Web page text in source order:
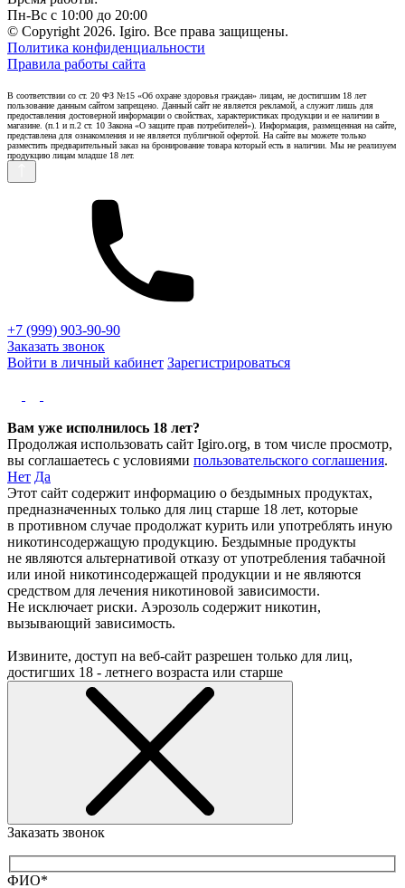
Пн-Вс с 10:00 до 20:00
© Copyright 2026. Igiro. Все права защищены.
Политика конфиденциальности
Правила работы сайта
В соответствии со ст. 20 ФЗ №15 «Об охране здоровья граждан» лицам, не достигшим 18 лет
пользование данным сайтом запрещено. Данный сайт не является рекламой, а служит лишь для
предоставления достоверной информации о свойствах, характеристиках продукции и ее наличии в
магазине. (п.1 и п.2 ст. 10 Закона «О защите прав потребителей»). Информация, размещенная на сайте,
представлена для ознакомления и не является публичной офертой. На сайте вы можете только
разместить предварительный заказ на бронирование товара который есть в наличии. Мы не реализуем
продукцию лицам младше 18 лет.
+7 (999) 903-90-90
Заказать звонок
Войти в личный кабинет Зарегистрироваться
Вам уже исполнилось 18 лет?
Продолжая использовать сайт Igiro.org, в том числе просмотр,
вы соглашаетесь с условиями пользовательского соглашения.
Нет Да
Этот сайт содержит информацию о бездымных продуктах,
предназначенных только для лиц старше 18 лет, которые
в противном случае продолжат курить или употреблять иную
никотинсодержащую продукцию. Бездымные продукты
не являются альтернативой отказу от употребления табачной
или иной никотинсодержащей продукции и не являются
средством для лечения никотиновой зависимости.
Не исключает риски. Аэрозоль содержит никотин,
вызывающий зависимость.
Извините, доступ на веб-сайт разрешен только для лиц,
достигших 18 - летнего возраста или старше
Заказать звонок
ФИО*